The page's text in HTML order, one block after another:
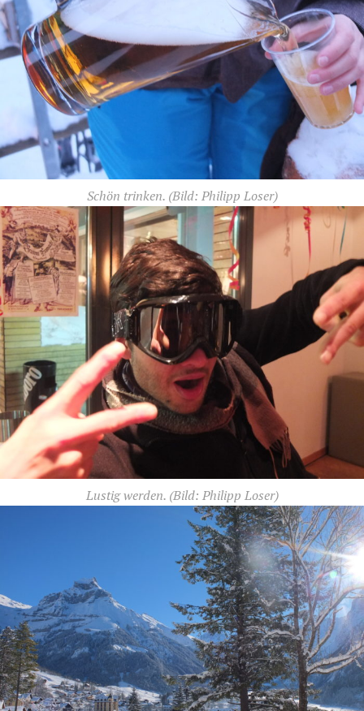
Schön trinken.(Bild: Philipp Loser)
Lustig werden.(Bild: Philipp Loser)